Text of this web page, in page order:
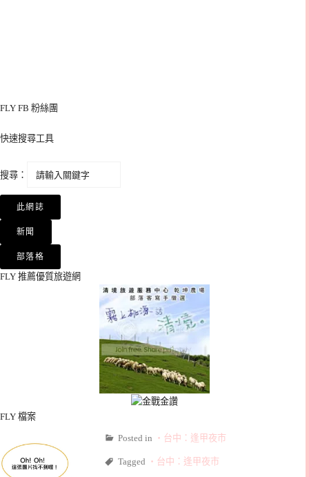
FLY FB 粉絲團
快速搜尋工具
搜尋：
FLY 推薦優質旅遊網
FLY 檔案
Posted in ‧台中：逢甲夜市
Tagged ‧台中：逢甲夜市